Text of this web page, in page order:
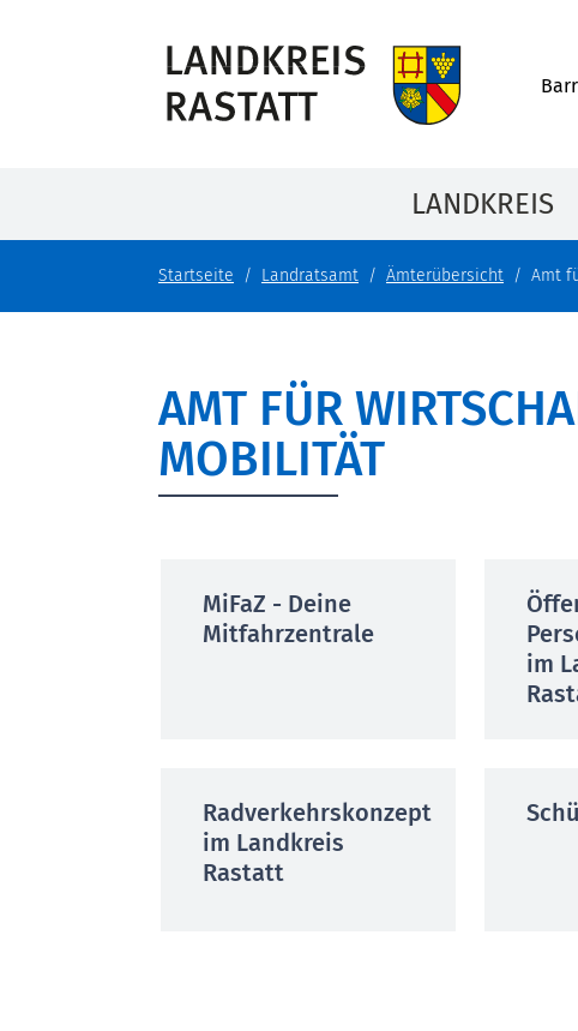
LANDKREIS
Startseite Landratsamt Ämterübersicht Amt
AMT FÜR
MOBILITÄT
MiFaZ - Deine
Mitfahrzentrale
im
Radverkehrskonzept
im Landkreis
Rastatt